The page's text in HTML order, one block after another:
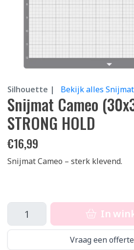
Silhouette | Bekijk alles
Snijmat Cameo
STRONG HOLD
€16,99
Snijmat Cameo – sterk klevend.
In
Vraag een